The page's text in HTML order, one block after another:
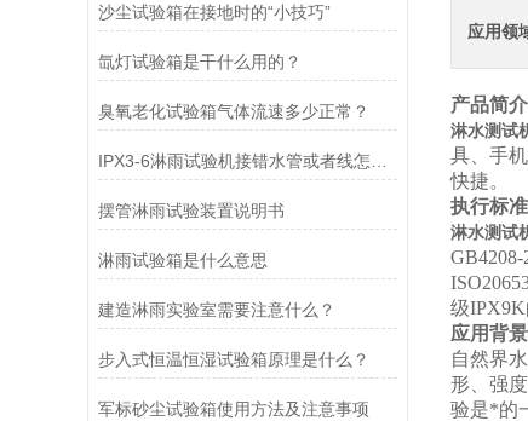
沙尘试验箱在接地时的“小技巧”
氙灯试验箱是干什么用的？
臭氧老化试验箱气体流速多少正常？
摆管淋雨试验装置说明书
淋雨试验箱是什么意思
建造淋雨实验室需要注意什么？
步入式恒温恒湿试验箱原理是什么？
军标砂尘试验箱使用方法及注意事项
应用领
产品简介
淋水测试
具、手
快捷。
执行标准
淋水测试
GB4208-
级IPX9K
应用背景
自然界
形、强
验是*的